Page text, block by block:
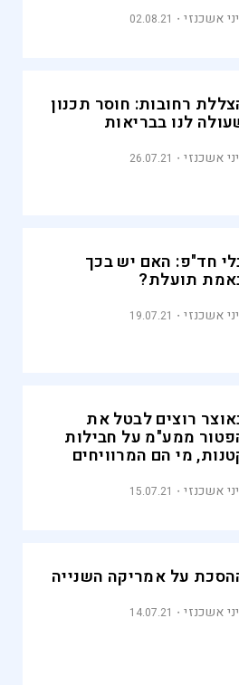
אשכנזי 02.08.21
רחובות: חוסר תכנון
לנו בבריאות
אשכנזי 26.07.21
חד"פ: האם יש בכך
תועלת?
אשכנזי 19.07.21
רוצים לבטל את
ממע"מ על חבילות
מי הם המרוויחים
אשכנזי 15.07.21
על אמריקה השנייה
אשכנזי 14.07.21